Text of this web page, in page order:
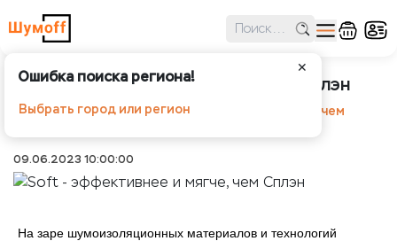
✕
Ошибка поиска региона!
Выбрать город или регион
Soft - эффективнее и мягче, чем Сплэн
Шумоff Новости
Soft - эффективнее и мягче, чем
09.06.2023 10:00:00
На заре шумоизоляционных материалов и технологий